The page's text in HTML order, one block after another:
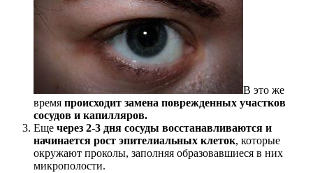
В это же
время происходит замена поврежденных участков
сосудов и капилляров.
Еще через 2-3 дня сосуды восстанавливаются и
начинается рост эпителиальных клеток, которые
окружают проколы, заполняя образовавшиеся в них
микрополости.